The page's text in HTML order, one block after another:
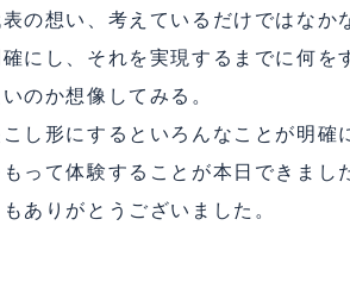
の想い、考えているだけではなか
にし、それを実現するまでに何
のか想像してみる。
し形にするといろんなことが明確
って体験することが本日できまし
ありがとうございました。